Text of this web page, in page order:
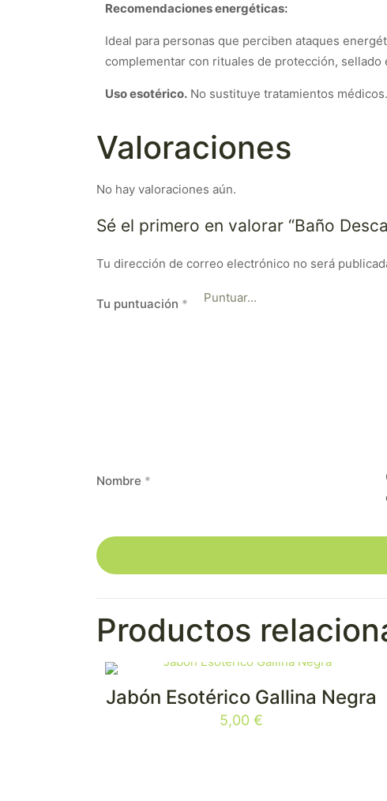
Recomendaciones energéticas:
Ideal para personas que perciben ataques
complementar con rituales de protección,
Uso esotérico. No sustituye tratamientos
Valoraciones
No hay valoraciones aún.
Sé el primero en valorar “Baño
Tu dirección de correo electrónico no será
Tu puntuación *
Nombre *
Productos
Jabón Esotérico Gallina Negra
5,00 €